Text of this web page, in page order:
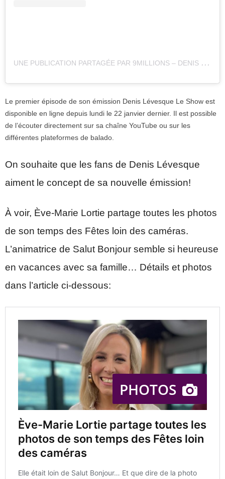
U
NE PUBLICATION PARTAGÉE PAR 9MILLIONS – DENIS LÉVESQUE : LE SHOW (@NEUFMILLIONSLABOITE)
Le premier épisode de son émission Denis Lévesque Le Show est
disponible en ligne depuis lundi le 22 janvier dernier. Il est possible
de l’écouter directement sur sa chaîne YouTube ou sur les
différentes plateformes de balado.
On souhaite que les fans de Denis Lévesque
aiment le concept de sa nouvelle émission!
À voir, Ève-Marie Lortie partage toutes les photos
de son temps des Fêtes loin des caméras.
L’animatrice de Salut Bonjour semble si heureuse
en vacances avec sa famille… Détails et photos
dans l’article ci-dessous: